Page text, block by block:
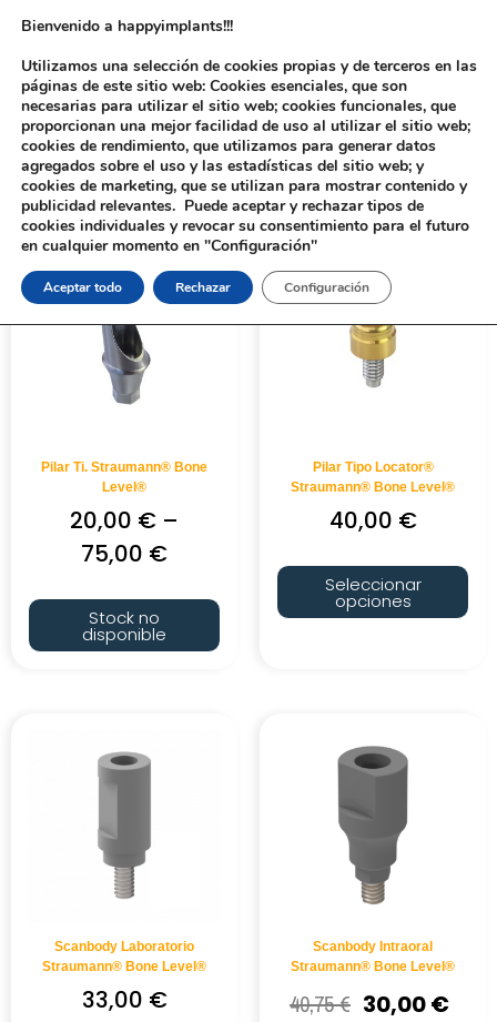
Inicio/ PLATAFORMA del producto / RC
Pilar Ti. Straumann® Bone
Level®
20,00 € –
75,00 €
Stock no
disponible
Pilar Tipo Locator®
Straumann® Bone Level®
40,00 €
Seleccionar
opciones
Scanbody Laboratorio
Straumann® Bone Level®
33,00 €
Scanbody Intraoral
Straumann® Bone Level®
40,75€ 30,00€
Bienvenido a happyimplants!!!
Utilizamos una selección de cookies propias y de terceros en las
páginas de este sitio web: Cookies esenciales, que son
necesarias para utilizar el sitio web; cookies funcionales, que
proporcionan una mejor facilidad de uso al utilizar el sitio web;
cookies de rendimiento, que utilizamos para generar datos
agregados sobre el uso y las estadísticas del sitio web; y
cookies de marketing, que se utilizan para mostrar contenido y
publicidad relevantes. Puede aceptar y rechazar tipos de
cookies individuales y revocar su consentimiento para el futuro
en cualquier momento en "Configuración"
Aceptar todo Rechazar Configuración